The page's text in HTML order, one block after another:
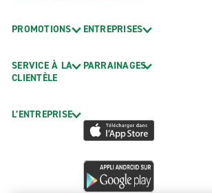
PROMOTIONS
SERVICE À LA
CLIENTÈLE
L’ENTREPRISE
ENTREPRISES
PARRAINAGES